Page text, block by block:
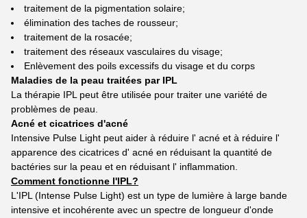
traitement de la pigmentation solaire;
élimination des taches de rousseur;
traitement de la rosacée;
traitement des réseaux vasculaires du visage;
Enlèvement des poils excessifs du visage et du corps
Maladies de la peau traitées par IPL
La thérapie IPL peut être utilisée pour traiter une variété de
problèmes de peau.
Acné et cicatrices d'acné
Intensive Pulse Light peut aider à réduire l' acné et à réduire l'
apparence des cicatrices d' acné en réduisant la quantité de
bactéries sur la peau et en réduisant l' inflammation.
Comment fonctionne l'IPL?
L'IPL (Intense Pulse Light) est un type de lumière à large bande
intensive et incohérente avec un spectre de longueur d'onde